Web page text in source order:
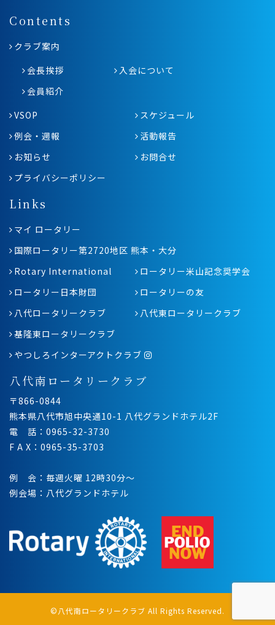
Contents
クラブ案内
会長挨拶
入会について
会員紹介
VSOP
スケジュール
例会・週報
活動報告
お知らせ
お問合せ
プライバシーポリシー
Links
マイ ロータリー
国際ロータリー第2720地区 熊本・大分
Rotary International
ロータリー米山記念奨学会
ロータリー日本財団
ロータリーの友
八代ロータリークラブ
八代東ロータリークラブ
基隆東ロータリークラブ
やつしろインターアクトクラブ
八代南ロータリークラブ
〒866-0844
熊本県八代市旭中央通10-1 八代グランドホテル2F
電 話：0965-32-3730
F A X：0965-35-3703
例 会：毎週火曜 12時30分〜
例会場：八代グランドホテル
©八代南ロータリークラブ All Rights Reserved.